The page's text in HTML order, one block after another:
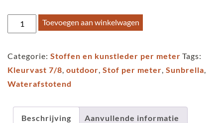
Sunbrella
stof
meter
-
Savane
Groen
Toevoegen aan winkelwagen
Categorie: Stoffen en kunstleder per meter Tags:
Kleurvast 7/8, outdoor, Stof per meter, Sunbrella,
Waterafstotend
Beschrijving Aanvullende informatie